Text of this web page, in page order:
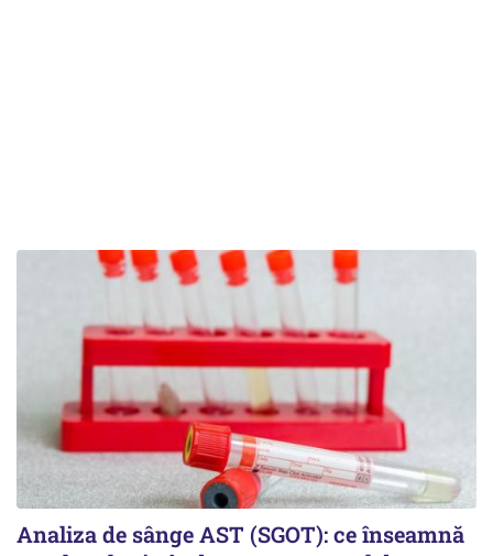
Analiza de sânge AST (SGOT): ce înseamnă